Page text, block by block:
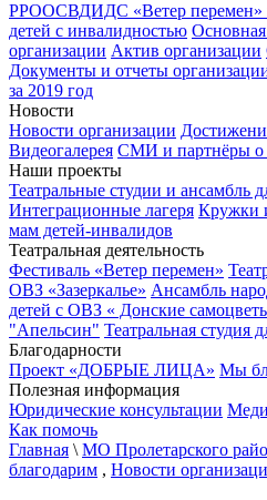
РРООСВДИДС «Ветер перемен»
детей с инвалидностью
организации Актив организации
Документы и отчеты
за 2019 год
Новости
Новости организации
Видеогалерея СМИ и партнёры о
Наши проекты
Театральные студии и ансамбль
Интеграционные лагеря Кружки
мам детей-инвалидов
Театральная деятельность
Фестиваль «Ветер перемен»
ОВЗ «Зазеркалье» Ансамбль
детей с ОВЗ « Донские
"Апельсин" Театральная студия
Благодарности
Проект «ДОБРЫЕ ЛИЦА» Мы
Полезная информация
Юридические консультации
Как помочь
Главная \ МО Пролетарского
благодарим , Новости